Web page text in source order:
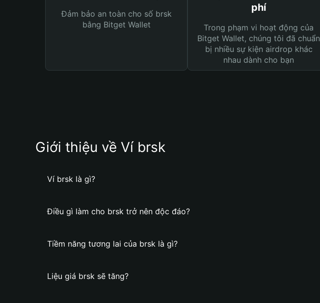
Đảm bảo an toàn cho số brsk
bằng Bitget Wallet
phí
Trong phạm vi hoạt động của
Bitget Wallet, chúng tôi đã chuẩn
bị nhiều sự kiện airdrop khác
nhau dành cho bạn
Giới thiệu về Ví brsk
Ví brsk là gì?
Điều gì làm cho brsk trở nên độc đáo?
Tiềm năng tương lai của brsk là gì?
Liệu giá brsk sẽ tăng?